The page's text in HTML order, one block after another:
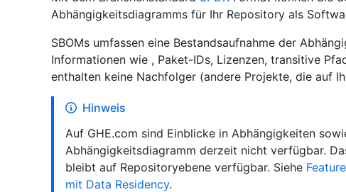
Abhängigkeitsdiagramms für Ihr Repository als
SBOMs umfassen eine Bestandsaufnahme der
Informationen wie , Paket-IDs, Lizenzen, transitive
enthalten keine Nachfolger (andere Projekte, die auf
Hinweis
Auf GHE.com sind Einblicke in Abhängigkeiten
Abhängigkeitsdiagramm derzeit nicht verfügbar.
bleibt auf Repositoryebene verfügbar. Siehe
mit Data Residency.